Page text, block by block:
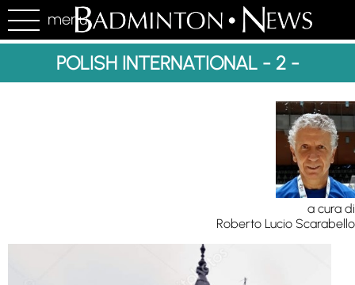
menu
POLISH INTERNATIONAL - 2 -
a cura di
Roberto Lucio Scarabello